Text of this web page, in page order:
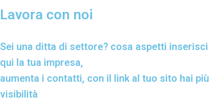
Lavora con noi
Sei una ditta di settore? cosa aspetti inserisci
qui la tua impresa,
aumenta i contatti, con il link al tuo sito hai più
visibilità